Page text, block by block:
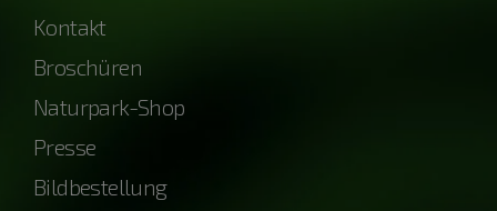
Kontakt
Broschüren
Naturpark-Shop
Presse
Bildbestellung